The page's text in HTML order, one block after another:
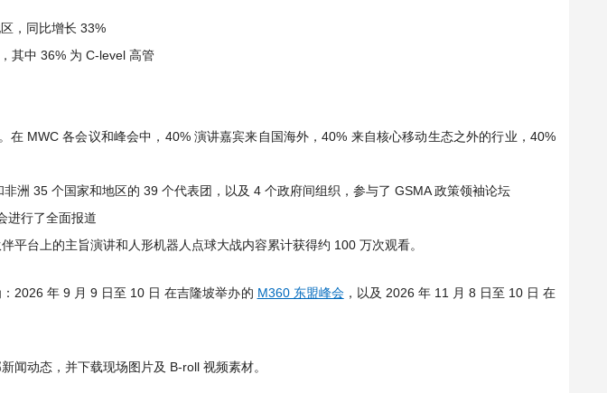
，同比增长 33%
其中 36% 为 C-level 高管
在 MWC 各会议和峰会中，40% 演讲嘉宾来自国海外，40% 来自核心移动生态之外的行业，40%
洲 35 个国家和地区的 39 个代表团，以及 4 个政府间组织，参与了 GSMA 政策领袖论坛
进行了全面报道
平台上的主旨演讲和人形机器人点球大战内容累计获得约 100 万次观看。
2026 年 9 月 9 日至 10 日 在吉隆坡举办的 M360 东盟峰会，以及 2026 年 11 月 8 日至 10 日 在
闻动态，并下载现场图片及 B-roll 视频素材。